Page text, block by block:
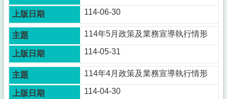
稽
小
揭
弊
者
114-06-30
114年5月政策及業務宣導執行情形
114-05-31
114年4月政策及業務宣導執行情形
114-04-30